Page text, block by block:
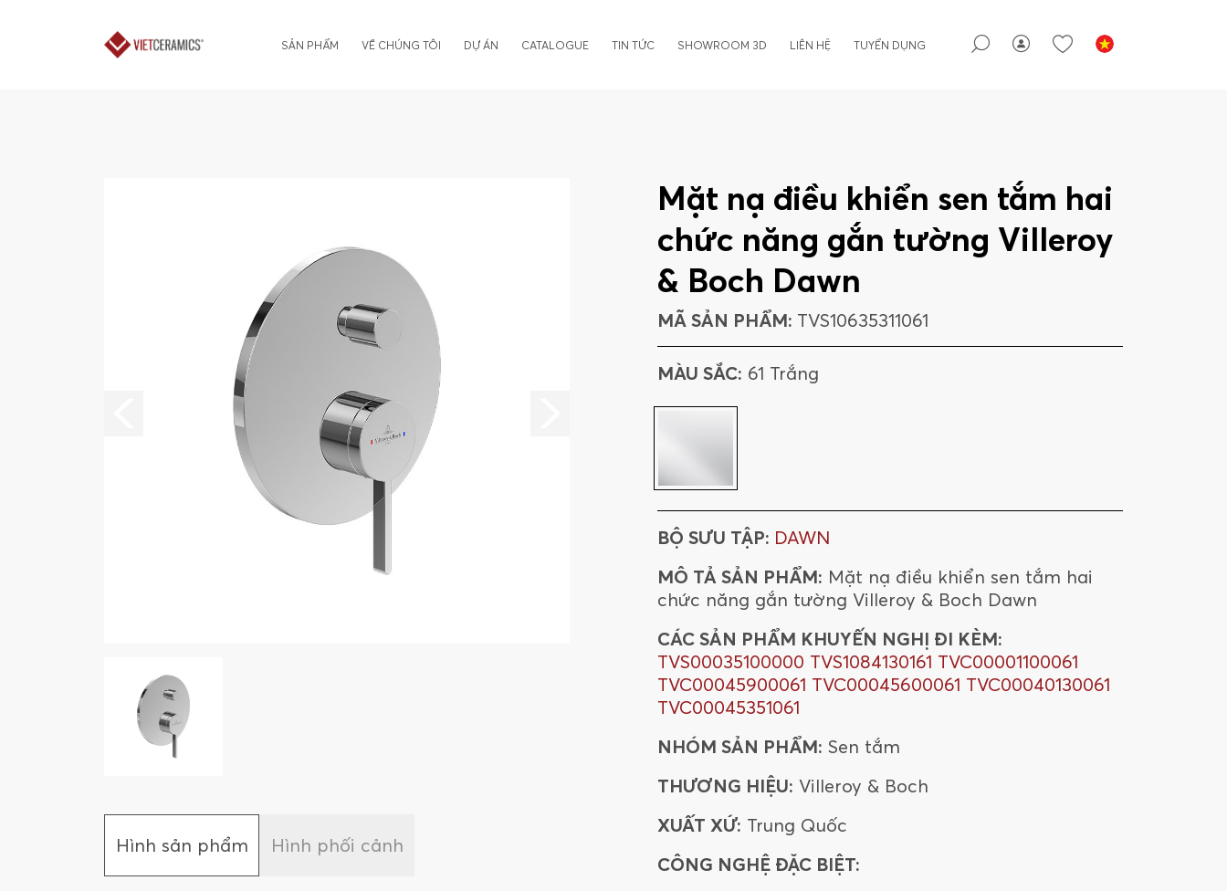
SẢN PHẨM VỀ CHÚNG TÔI DỰ ÁN CATALOGUE TIN TỨC SHOWROOM 3D LIÊN HỆ TUYỂN DỤNG
Hình sản phẩm Hình phối cảnh
Mặt nạ điều khiển sen tắm hai
chức năng gắn tường Villeroy
& Boch Dawn
MÃ SẢN PHẨM: TVS10635311061
MÀU SẮC: 61 Trắng
BỘ SƯU TẬP: DAWN
MÔ TẢ SẢN PHẨM: Mặt nạ điều khiển sen tắm hai
chức năng gắn tường Villeroy & Boch Dawn
CÁC SẢN PHẨM KHUYẾN NGHỊ ĐI KÈM:
TVS00035100000 TVS1084130161 TVC00001100061
TVC00045900061 TVC00045600061 TVC00040130061
TVC00045351061
NHÓM SẢN PHẨM: Sen tắm
THƯƠNG HIỆU: Villeroy & Boch
XUẤT XỨ: Trung Quốc
CÔNG NGHỆ ĐẶC BIỆT: